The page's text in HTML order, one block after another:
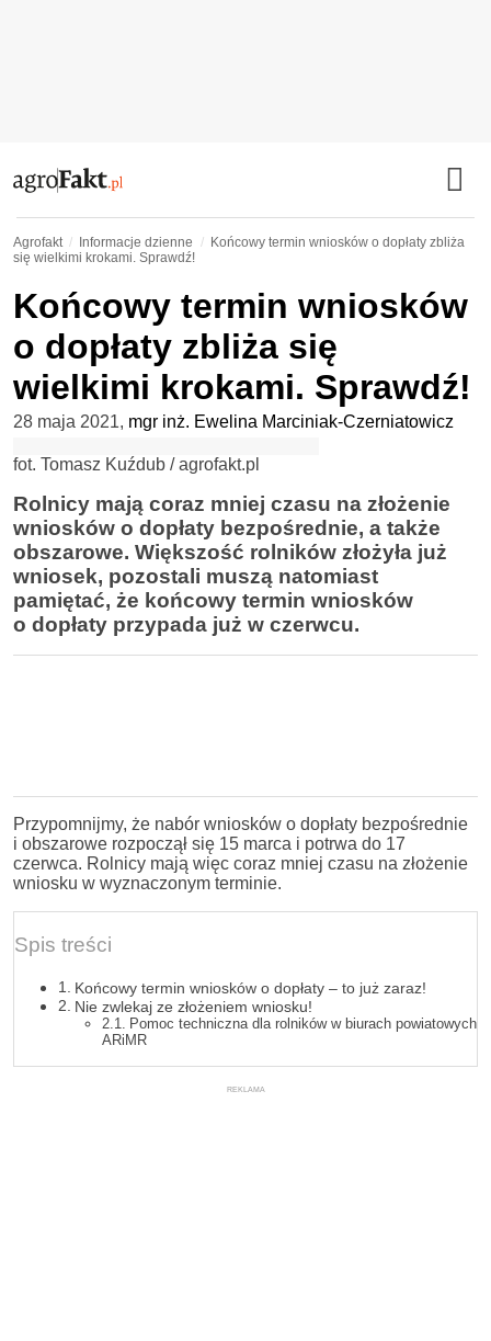
Agrofakt Informacje dzienne
Końcowy termin wniosków o dopłaty zbliża
się wielkimi krokami. Sprawdź!
Końcowy termin wniosków
o dopłaty zbliża się
wielkimi krokami. Sprawdź!
28 maja 2021, mgr inż. Ewelina Marciniak-Czerniatowicz
fot. Tomasz Kuźdub / agrofakt.pl
Rolnicy mają coraz mniej czasu na złożenie
wniosków o dopłaty bezpośrednie, a także
obszarowe. Większość rolników złożyła już
wniosek, pozostali muszą natomiast
pamiętać, że końcowy termin wniosków
o dopłaty przypada już w czerwcu.
Przypomnijmy, że nabór wniosków o dopłaty bezpośrednie
i obszarowe rozpoczął się 15 marca i potrwa do 17
czerwca. Rolnicy mają więc coraz mniej czasu na złożenie
wniosku w wyznaczonym terminie.
Spis treści
Końcowy termin wniosków o dopłaty – to już zaraz!
Nie zwlekaj ze złożeniem wniosku!
Pomoc techniczna dla rolników w biurach powiatowych
ARiMR
REKLAMA